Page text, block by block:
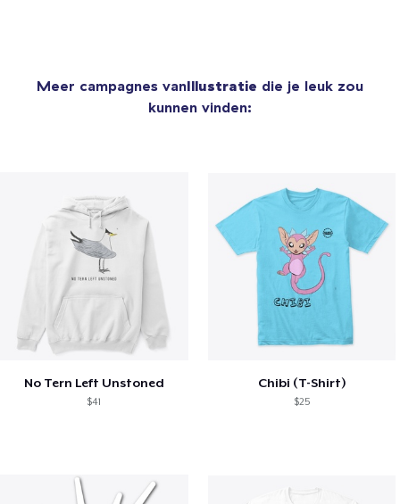
Meer campagnes vanIllustratie die je leuk zou
kunnen vinden:
No Tern Left Unstoned
$41
Chibi (T-Shirt)
$25